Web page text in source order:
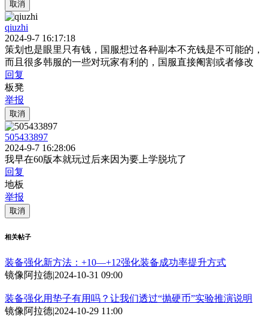
取消
qiuzhi
2024-9-7 16:17:18
策划也是眼里只有钱，国服想过各种副本不充钱是不可能的，
而且很多韩服的一些对玩家有利的，国服直接阉割或者修改
回复
板凳
举报
取消
505433897
2024-9-7 16:28:06
我早在60版本就玩过后来因为要上学脱坑了
回复
地板
举报
取消
相关帖子
装备强化新方法：+10—+12强化装备成功率提升方式
镜像阿拉德|2024-10-31 09:00
装备强化用垫子有用吗？让我们透过“抛硬币”实验推演说明
镜像阿拉德|2024-10-29 11:00